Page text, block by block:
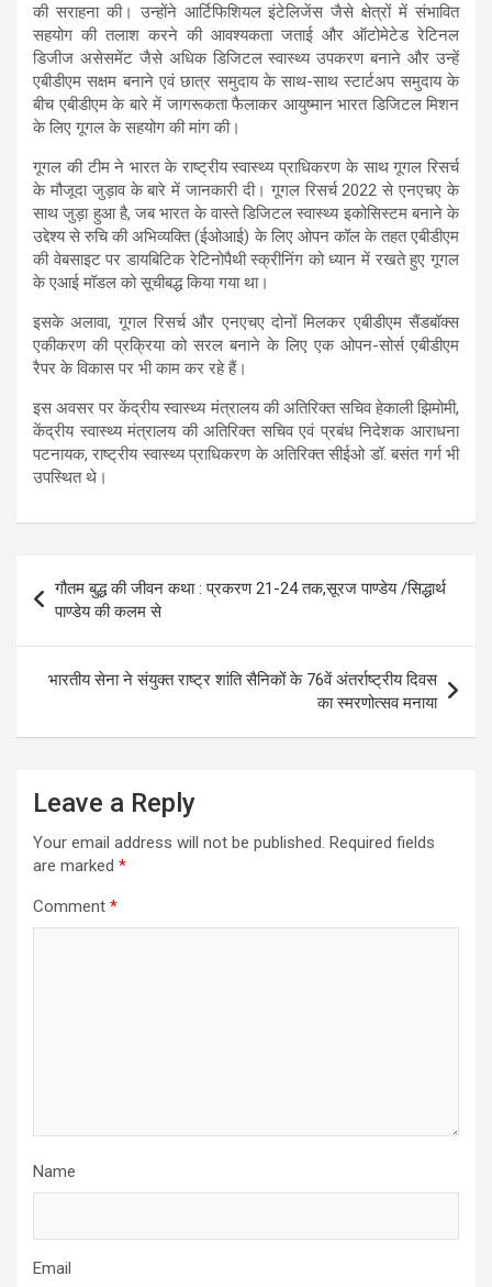
की सराहना की। उन्होंने आर्टिफिशियल इंटेलिजेंस जैसे क्षेत्रों में संभावित
सहयोग की तलाश करने की आवश्यकता जताई और ऑटोमेटेड रेटिनल
डिजीज असेसमेंट जैसे अधिक डिजिटल स्वास्थ्य उपकरण बनाने और उन्हें
एबीडीएम सक्षम बनाने एवं छात्र समुदाय के साथ-साथ स्टार्टअप समुदाय के
बीच एबीडीएम के बारे में जागरूकता फैलाकर आयुष्मान भारत डिजिटल मिशन
के लिए गूगल के सहयोग की मांग की।
गूगल की टीम ने भारत के राष्ट्रीय स्वास्थ्य प्राधिकरण के साथ गूगल रिसर्च
के मौजूदा जुड़ाव के बारे में जानकारी दी। गूगल रिसर्च 2022 से एनएचए के
साथ जुड़ा हुआ है, जब भारत के वास्ते डिजिटल स्वास्थ्य इकोसिस्‍टम बनाने के
उद्देश्य से रुचि की अभिव्यक्ति (ईओआई) के लिए ओपन कॉल के तहत एबीडीएम
की वेबसाइट पर डायबिटिक रेटिनोपैथी स्क्रीनिंग को ध्यान में रखते हुए गूगल
के एआई मॉडल को सूचीबद्ध किया गया था।
इसके अलावा, गूगल रिसर्च और एनएचए दोनों मिलकर एबीडीएम सैंडबॉक्स
एकीकरण की प्रक्रिया को सरल बनाने के लिए एक ओपन-सोर्स एबीडीएम
रैपर के विकास पर भी काम कर रहे हैं।
इस अवसर पर केंद्रीय स्वास्थ्य मंत्रालय की अतिरिक्त सचिव हेकाली झिमोमी,
केंद्रीय स्वास्थ्य मंत्रालय की अतिरिक्त सचिव एवं प्रबंध निदेशक आराधना
पटनायक, राष्ट्रीय स्वास्थ्य प्राधिकरण के अतिरिक्त सीईओ डॉ. बसंत गर्ग भी
उपस्थित थे।
Post
navigation
गौतम बुद्ध की जीवन कथा : प्रकरण 21-24 तक,सूरज पाण्डेय /सिद्धार्थ
पाण्डेय की कलम से
भारतीय सेना ने संयुक्त राष्ट्र शांति सैनिकों के 76वें अंतर्राष्ट्रीय दिवस
का स्मरणोत्सव मनाया
Leave a Reply
Your email address will not be published. Required fields
are marked *
Comment *
Name
Email